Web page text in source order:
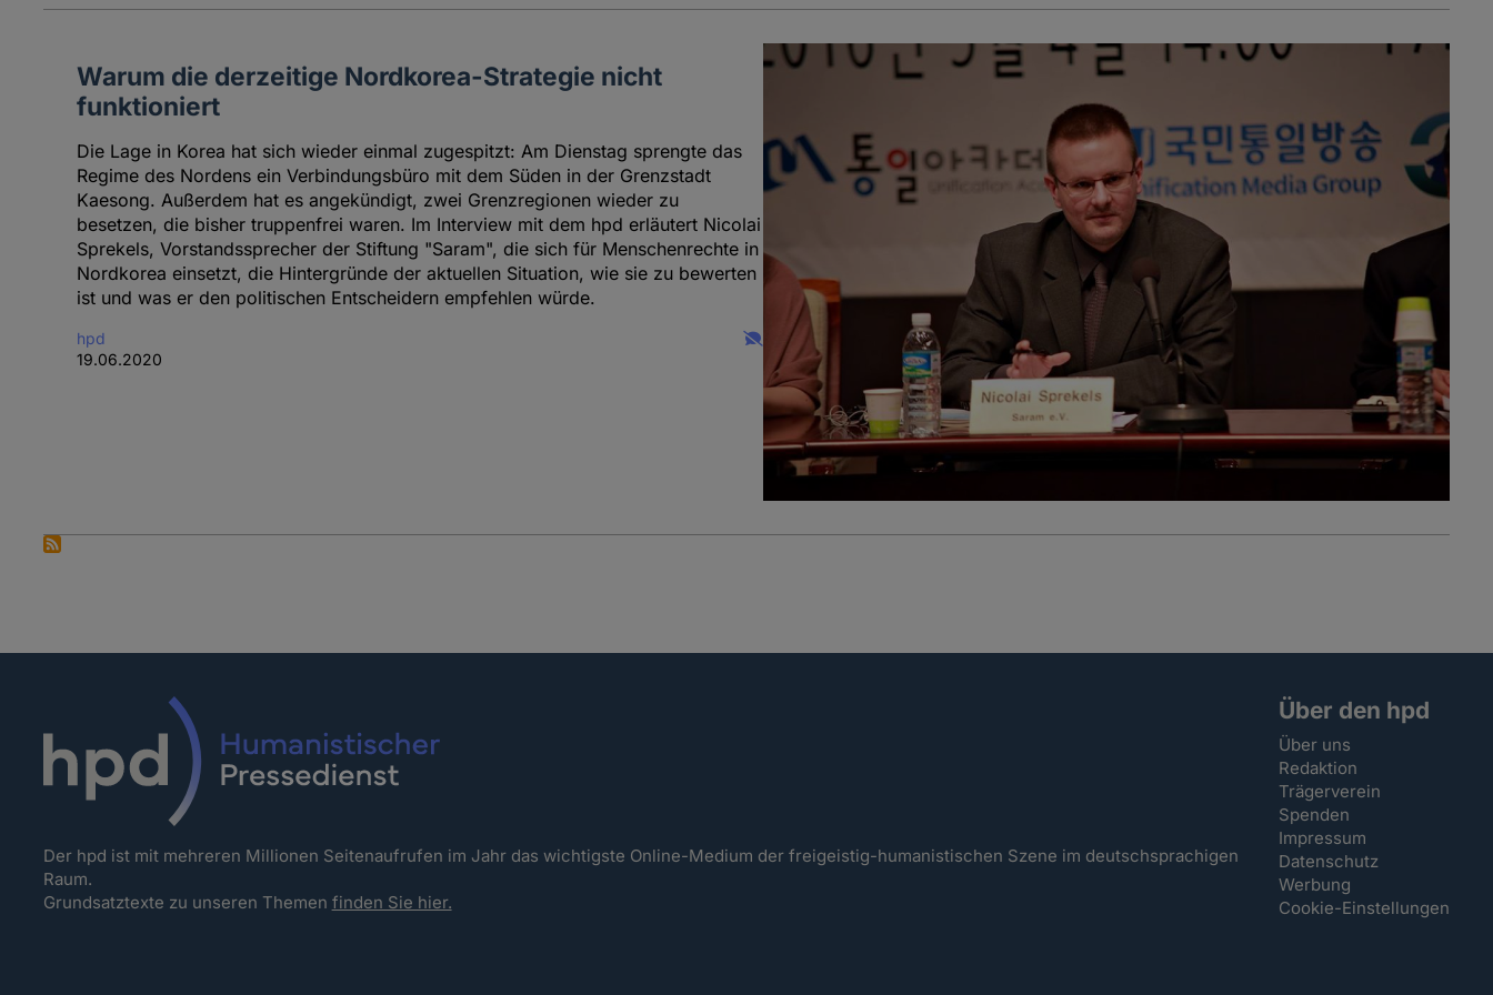
Warum die derzeitige Nordkorea-Strategie nicht
funktioniert
Die Lage in Korea hat sich wieder einmal zugespitzt: Am Dienstag sprengte das
Regime des Nordens ein Verbindungsbüro mit dem Süden in der Grenzstadt
Kaesong. Außerdem hat es angekündigt, zwei Grenzregionen wieder zu
besetzen, die bisher truppenfrei waren. Im Interview mit dem hpd erläutert Nicolai
Sprekels, Vorstandssprecher der Stiftung "Saram", die sich für Menschenrechte in
Nordkorea einsetzt, die Hintergründe der aktuellen Situation, wie sie zu bewerten
ist und was er den politischen Entscheidern empfehlen würde.
hpd
19.06.2020
Der hpd ist mit mehreren Millionen Seitenaufrufen im Jahr das wichtigste Online-Medium der freigeistig-humanistischen Szene im deutschsprachigen
Raum.
Grundsatztexte zu unseren Themen finden Sie hier.
Über den hpd
Über uns
Redaktion
Trägerverein
Spenden
Impressum
Datenschutz
Werbung
Cookie-Einstellungen